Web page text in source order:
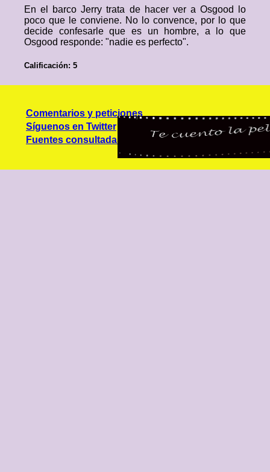
En el barco Jerry trata de hacer ver a Osgood lo
poco que le conviene. No lo convence, por lo que
decide confesarle que es un hombre, a lo que
Osgood responde: "nadie es perfecto".
Calificación: 5
Comentarios y peticiones
Síguenos en Twitter
Fuentes consultadas